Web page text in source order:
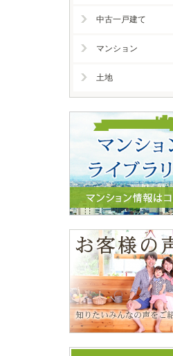
中古一戸建て
マンション
土地